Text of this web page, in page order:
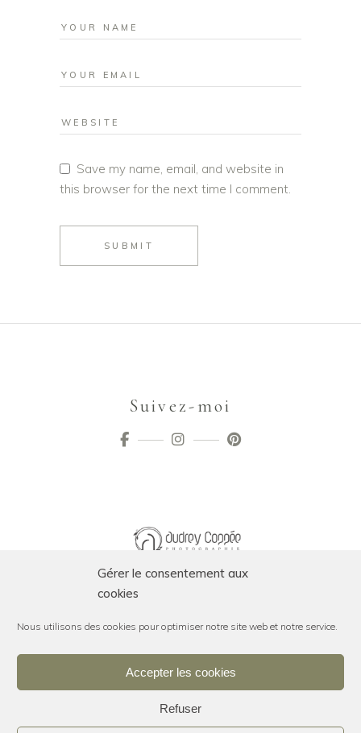
Gérer le consentement aux
cookies
Nous utilisons des cookies pour optimiser notre site web et notre service.
Accepter les cookies
Refuser
Save my name, email, and website in
this browser for the next time I comment.
SUBMIT
Suivez-moi
SUIVEZ-MOI SUR INSTAGRAM